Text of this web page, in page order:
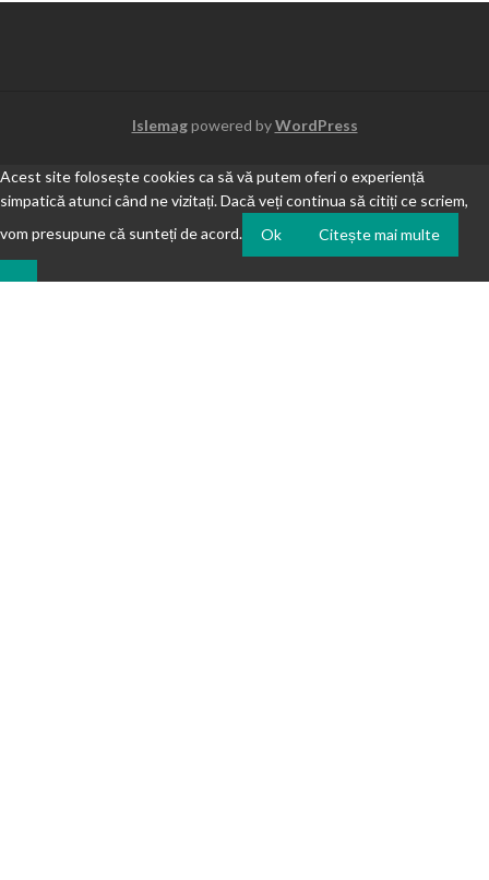
Islemagpowered byWordPress
Acest site folosește cookies ca să vă putem oferi o experiență
simpatică atunci când ne vizitați. Dacă veți continua să citiți ce scriem,
vom presupune că sunteți de acord.
Ok Citește mai multe